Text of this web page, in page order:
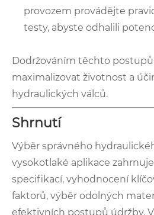
provozem provádějte
testy, abyste odhalili
Dodržováním těchto
maximalizovat životnost a
hydraulických válců.
Shrnutí
Výběr správného
vysokotlaké aplikace
specifikací, vyhodnocení
faktorů, výběr odolných
efektivních postupů údržby.